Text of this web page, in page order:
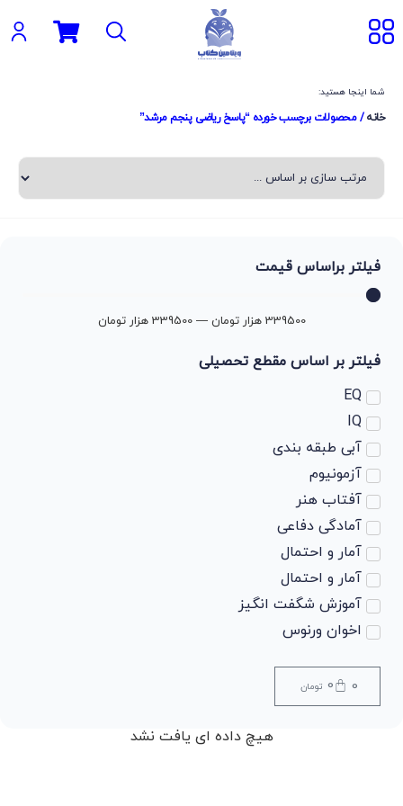
شما اینجا هستید:
خانه/ محصولات برچسب خورده “پاسخ ریاضی پنجم مرشد”
فیلتر براساس قیمت
339500 هزار تومان —
339500 هزار تومان
فیلتر بر اساس مقطع تحصیلی
EQ
IQ
آبی طبقه بندی
آزمونیوم
آفتاب هنر
آمادگی دفاعی
آمار و احتمال
آمار و احتمال
آموزش شگفت انگیز
اخوان ورنوس
ادبیات
ادبیات
0 تومان 0
هیچ داده ای یافت نشد